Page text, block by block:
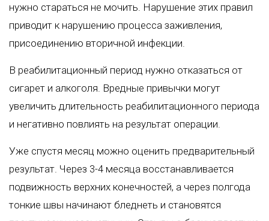
нужно стараться не мочить. Нарушение этих правил
приводит к нарушению процесса заживления,
присоединению вторичной инфекции.
В реабилитационный период нужно отказаться от
сигарет и алкоголя. Вредные привычки могут
увеличить длительность реабилитационного периода
и негативно повлиять на результат операции.
Уже спустя месяц можно оценить предварительный
результат. Через 3-4 месяца восстанавливается
подвижность верхних конечностей, а через полгода
тонкие швы начинают бледнеть и становятся